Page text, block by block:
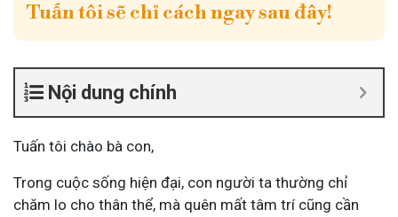
Tuấn tôi sẽ chỉ cách ngay sau đây!
Nội dung chính
Tuấn tôi chào bà con,
Trong cuộc sống hiện đại, con người ta thường chỉ
chăm lo cho thân thể, mà quên mất tâm trí cũng cần